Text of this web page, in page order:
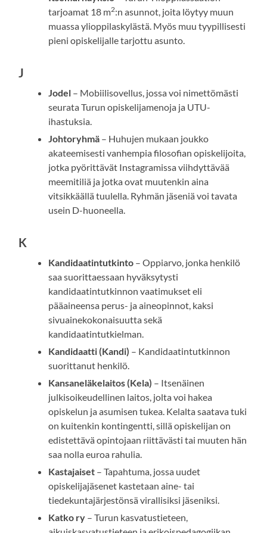
tarjoamat 18 m2:n asunnot, joita löytyy muun
muassa ylioppilaskylästä. Myös muu tyypillisesti
pieni opiskelijalle tarjottu asunto.
J
Jodel – Mobiilisovellus, jossa voi nimettömästi
seurata Turun opiskelijamenoja ja UTU-
ihastuksia.
Johtoryhmä – Huhujen mukaan joukko
akateemisesti vanhempia filosofian opiskelijoita,
jotka pyörittävät Instagramissa viihdyttävää
meemitiliä ja jotka ovat muutenkin aina
vitsikkäällä tuulella. Ryhmän jäseniä voi tavata
usein D-huoneella.
K
Kandidaatintutkinto – Oppiarvo, jonka henkilö
saa suorittaessaan hyväksytysti
kandidaatintutkinnon vaatimukset eli
pääaineensa perus- ja aineopinnot, kaksi
sivuainekokonaisuutta sekä
kandidaatintutkielman.
Kandidaatti (Kandi) – Kandidaatintutkinnon
suorittanut henkilö.
Kansaneläkelaitos (Kela) – Itsenäinen
julkisoikeudellinen laitos, jolta voi hakea
opiskelun ja asumisen tukea. Kelalta saatava tuki
on kuitenkin kontingentti, sillä opiskelijan on
edistettävä opintojaan riittävästi tai muuten hän
saa nolla euroa rahulia.
Kastajaiset – Tapahtuma, jossa uudet
opiskelijajäsenet kastetaan aine- tai
tiedekuntajärjestönsä virallisiksi jäseniksi.
Katko ry – Turun kasvatustieteen,